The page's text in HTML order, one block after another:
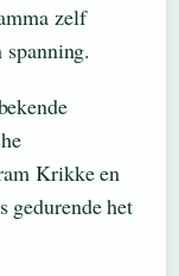
zelf
Krikke en
gedurende het